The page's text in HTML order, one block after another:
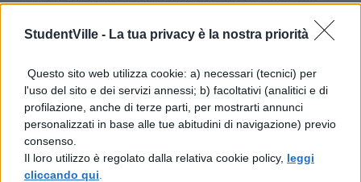
StudentVille - La tua privacy è la nostra priorità
Questo sito web utilizza cookie: a) necessari (tecnici) per
l'uso del sito e dei servizi annessi; b) facoltativi (analitici e di
profilazione, anche di terze parti, per mostrarti annunci
personalizzati in base alle tue abitudini di navigazione) previo
consenso.
Il loro utilizzo è regolato dalla relativa cookie policy, leggi
cliccando qui
Eneide, Libro 10, traduzione vv. 791-832
LETTERATURA LATINA
Eneide, Libro 10, traduzione vv. 833-908